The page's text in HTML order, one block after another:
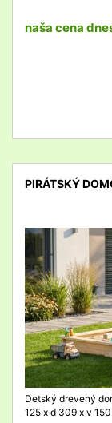
naša cena
PIRÁTSKÝ
detail
Detský drevený
125 x d 309 x v